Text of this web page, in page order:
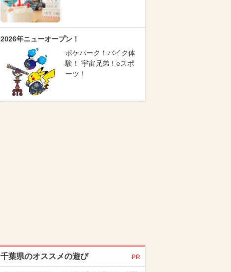
2026年ニューオープン！
ポケパーク！バイク体
験！ 宇宙兄弟！eスポ
ーツ！
千葉県のオススメの遊び PR